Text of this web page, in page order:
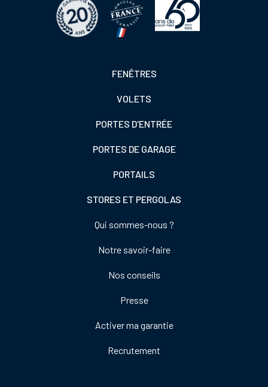
FENÊTRES
VOLETS
PORTES D'ENTRÉE
PORTES DE GARAGE
PORTAILS
STORES ET PERGOLAS
Qui sommes-nous ?
Notre savoir-faire
Nos conseils
Presse
Activer ma garantie
Recrutement